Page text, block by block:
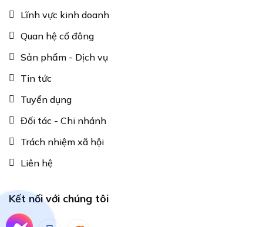
Lĩnh vực kinh doanh
Quan hệ cổ đông
Sản phẩm - Dịch vụ
Tin tức
Tuyển dụng
Đối tác - Chi nhánh
Trách nhiệm xã hội
Liên hệ
Kết nối với chúng tôi